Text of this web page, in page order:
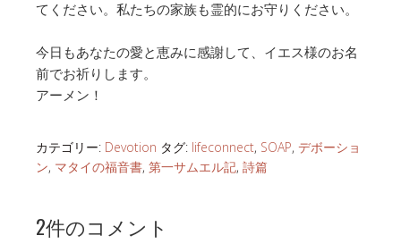
てください。私たちの家族も霊的にお守りください。
今日もあなたの愛と恵みに感謝して、イエス様のお名
前でお祈りします。
アーメン！
カテゴリー: Devotion タグ: lifeconnect, SOAP, デボーショ
ン, マタイの福音書, 第一サムエル記, 詩篇
2件のコメント